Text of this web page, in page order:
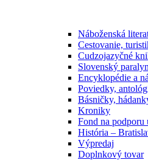
Náboženská
Cestovanie,
Cudzojazyčné
Slovenský
Encyklopédie a
Poviedky,
Básničky,
Kroniky
Fond na podporu
História –
Výpredaj
Doplnkový tovar